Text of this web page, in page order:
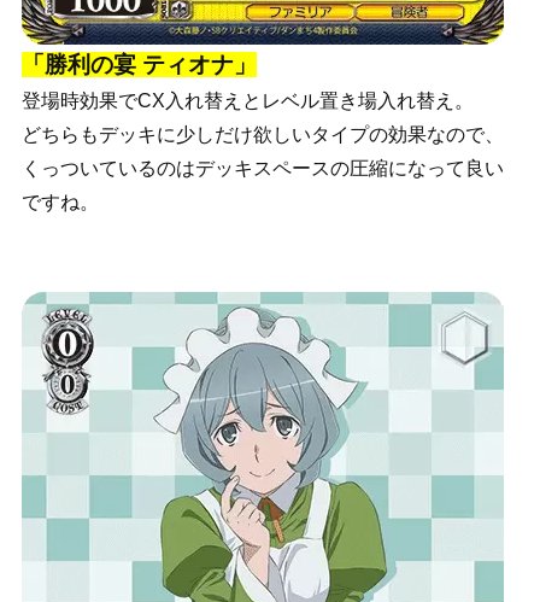
「勝利の宴 ティオナ」
登場時効果でCX入れ替えとレベル置き場入れ替え。
どちらもデッキに少しだけ欲しいタイプの効果なので、
くっついているのはデッキスペースの圧縮になって良い
ですね。